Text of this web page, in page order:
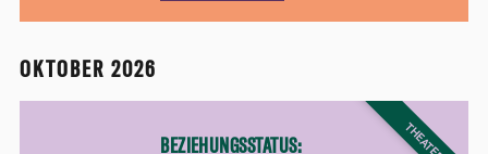
OKTOBER 2026
THEATER
BEZIEHUNGSSTATUS: